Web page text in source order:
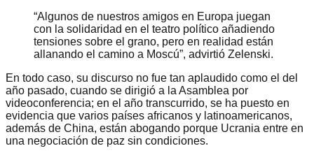
“Algunos de nuestros amigos en Europa juegan
con la solidaridad en el teatro político añadiendo
tensiones sobre el grano, pero en realidad están
allanando el camino a Moscú”, advirtió Zelenski.
En todo caso, su discurso no fue tan aplaudido como el del
año pasado, cuando se dirigió a la Asamblea por
videoconferencia; en el año transcurrido, se ha puesto en
evidencia que varios países africanos y latinoamericanos,
además de China, están abogando porque Ucrania entre en
una negociación de paz sin condiciones.